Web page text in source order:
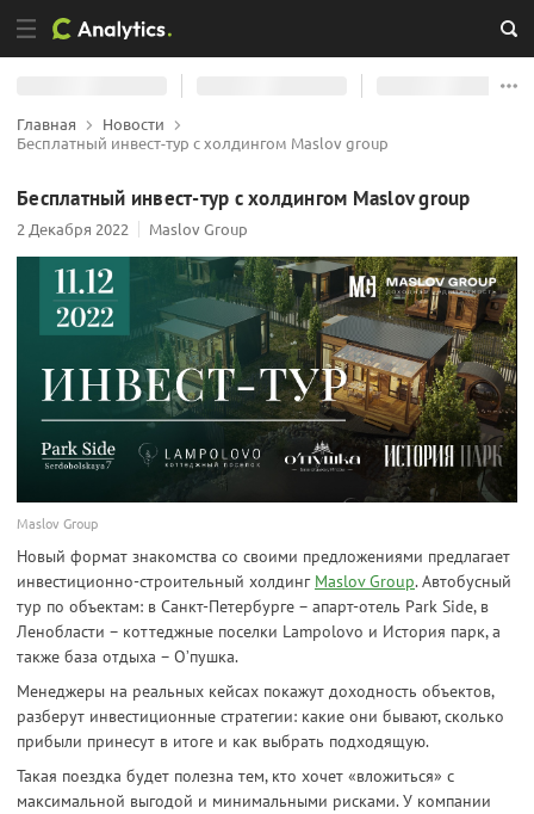
Главная
Новости
Бесплатный инвест-тур с холдингом Maslov group
Бесплатный инвест-тур с холдингом Maslov group
2 Декабря 2022 Maslov Group
Maslov Group
Новый формат знакомства со своими предложениями предлагает
инвестиционно-строительный холдинг Maslov Group. Автобусный
тур по объектам: в Санкт-Петербурге – апарт-отель Park Side, в
Ленобласти – коттеджные поселки Lampolovo и История парк, а
также база отдыха – О’пушка.
Менеджеры на реальных кейсах покажут доходность объектов,
разберут инвестиционные стратегии: какие они бывают, сколько
прибыли принесут в итоге и как выбрать подходящую.
Такая поездка будет полезна тем, кто хочет «вложиться» с
максимальной выгодой и минимальными рисками. У компании